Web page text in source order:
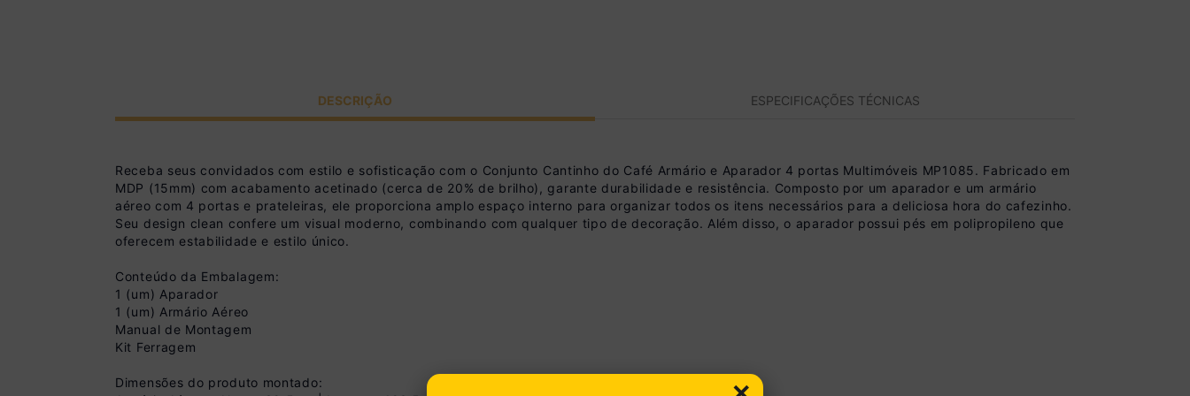
DESCRIÇÃO ESPECIFICAÇÕES TÉCNICAS
Receba seus convidados com estilo e sofisticação com o Conjunto Cantinho do Café Armário e Aparador 4 portas Multimóveis MP1085. Fabricado em
MDP (15mm) com acabamento acetinado (cerca de 20% de brilho), garante durabilidade e resistência. Composto por um aparador e um armário
aéreo com 4 portas e prateleiras, ele proporciona amplo espaço interno para organizar todos os itens necessários para a deliciosa hora do cafezinho.
Seu design clean confere um visual moderno, combinando com qualquer tipo de decoração. Além disso, o aparador possui pés em polipropileno que
oferecem estabilidade e estilo único.
Conteúdo da Embalagem:
1 (um) Aparador
1 (um) Armário Aéreo
Manual de Montagem
Kit Ferragem
Dimensões do produto montado: